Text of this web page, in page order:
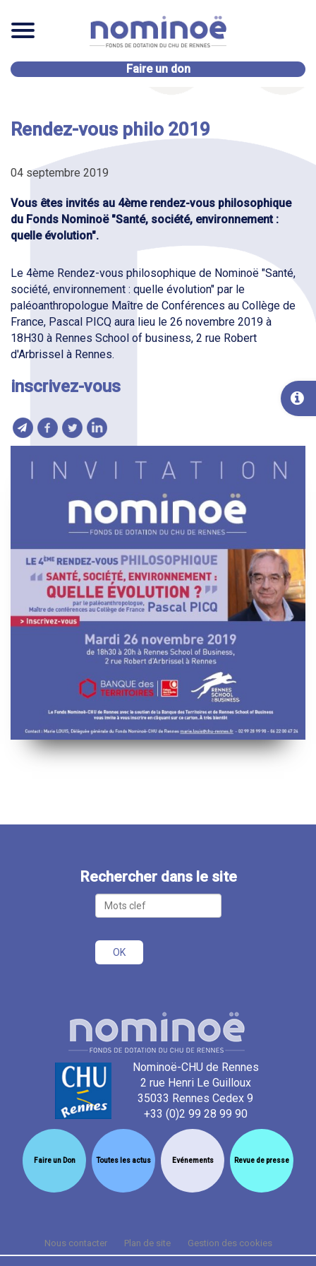
Faire un don
Rendez-vous philo 2019
04 septembre 2019
Vous êtes invités au 4ème rendez-vous philosophique
du Fonds Nominoë "Santé, société, environnement :
quelle évolution".
Le 4ème Rendez-vous philosophique de Nominoë "Santé,
société, environnement : quelle évolution" par le
paléoanthropologue Maître de Conférences au Collège de
France, Pascal PICQ aura lieu le 26 novembre 2019 à
18H30 à Rennes School of business, 2 rue Robert
d'Arbrissel à Rennes.
inscrivez-vous
Rechercher dans le site
Nominoë-CHU de Rennes
2 rue Henri Le Guilloux
35033 Rennes Cedex 9
+33 (0)2 99 28 99 90
Faire un Don Toutes les actus Evénements Revue de presse
Nous contacter Plan de site
Gestion des cookies
Cookies et données personnelles
Mentions légales Crédits